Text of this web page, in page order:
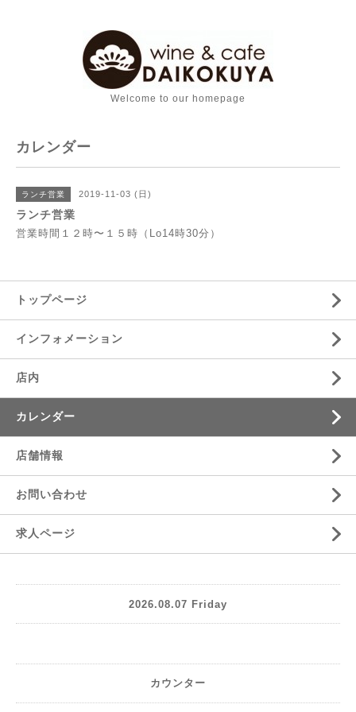
Welcome to our homepage
カレンダー
ランチ営業 2019-11-03 (日)
ランチ営業
営業時間１２時〜１５時（Lo14時30分）
トップページ
インフォメーション
店内
カレンダー
店舗情報
お問い合わせ
求人ページ
2026.08.07 Friday
カウンター